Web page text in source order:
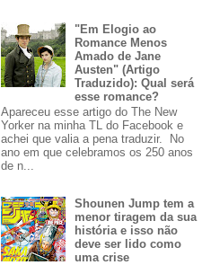
"Em Elogio ao
Romance Menos
Amado de Jane
Austen" (Artigo
Traduzido): Qual será
esse romance?
Apareceu esse artigo do The New
Yorker na minha TL do Facebook e
achei que valia a pena traduzir. No
ano em que celebramos os 250 anos
de n...
Shounen Jump tem a
menor tiragem da sua
história e isso não
deve ser lido como
uma crise